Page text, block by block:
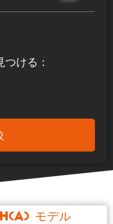
ける：
モデル